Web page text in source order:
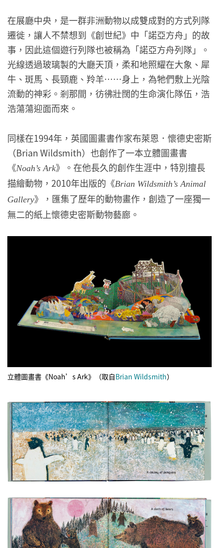
在展廳中央，是一群非洲動物以成雙成對的方式列隊
遷徙，讓人不禁想到《創世紀》中「諾亞方舟」的故
事，因此這個遊行列隊也被稱為「諾亞方舟列隊」。
光線透過玻璃製的大廳天頂，柔和地照耀在大象、犀
牛、斑馬、長頸鹿、羚羊……身上，為牠們敷上光陰
流動的神彩。剎那間，彷彿壯闊的生命演化隊伍，浩
浩蕩蕩迎面而來。
同樣在1994年，英國圖畫書作家布萊恩．懷德史密斯
（Brian Wildsmith）也創作了一本立體圖畫書
《Noah’s Ark》。在他長久的創作生涯中，特別擅長
描繪動物，2010年出版的《Brian Wildsmith’s Animal
Gallery》，匯集了歷年的動物畫作，創造了一座獨一
無二的紙上懷德史密斯動物藝廊。
立體圖畫書《Noah’s Ark》（取自Brian Wildsmith）